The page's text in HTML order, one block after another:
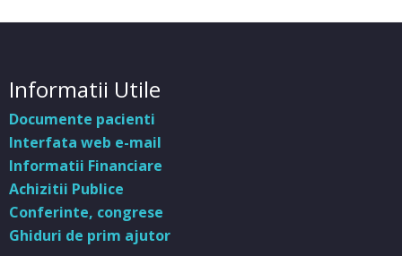
Informatii Utile
Documente pacienti
Interfata web e-mail
Informatii Financiare
Achizitii Publice
Conferinte, congrese
Ghiduri de prim ajutor